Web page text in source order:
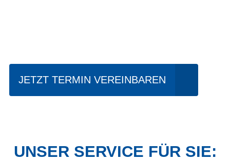
JETZT TERMIN VEREINBAREN
UNSER SERVICE FÜR SIE: